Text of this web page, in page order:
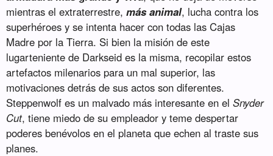
mientras el extraterrestre,más animal, lucha contra los
superhéroes y se intenta hacer con todas las Cajas
Madre por la Tierra. Si bien la misión de este
lugarteniente de Darkseid es la misma, recopilar estos
artefactos milenarios para un mal superior, las
motivaciones detrás de sus actos son diferentes.
Steppenwolf es un malvado más interesante en elSnyder
Cut, tiene miedo de su empleador y teme despertar
poderes benévolos en el planeta que echen al traste sus
planes.